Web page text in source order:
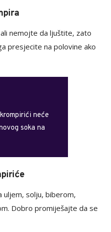
nemojte da ljuštite, zato
presjecite na polovine ako
neće
soka na
uljem, solju, biberom,
Dobro promiješajte da se